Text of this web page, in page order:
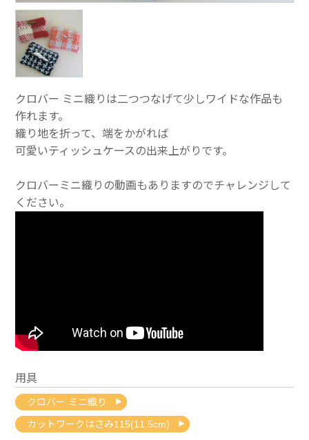
クロバー ミニ織りは二つつなげて少しワイドな作品も
作れます。
織り地を折って、端をかがれば
可愛いティッシュケースの出来上がりです。
クロバーミニ織りの動画もありますのでチャレンジして
ください。
用具
クロバー ミニ織り
カットワークはさみ115(11.5cm)